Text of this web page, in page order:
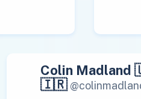
Colin
🇮🇷